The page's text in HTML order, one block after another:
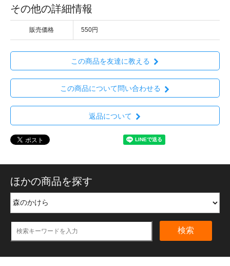
その他の詳細情報
販売価格 550円
この商品を友達に教える
この商品について問い合わせる
返品について
ほかの商品を探す
検索